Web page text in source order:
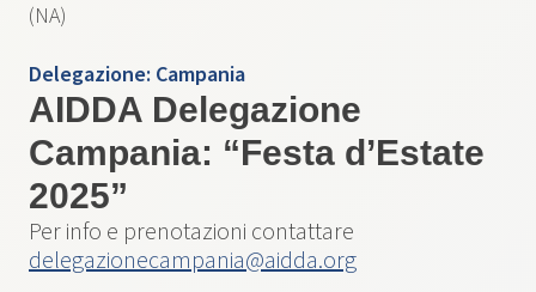
Delegazione: Campania
AIDDA Delegazione
Campania: “Festa d’Estate
2025”
Per info e prenotazioni contattare
delegazionecampania@aidda.org
(NA)